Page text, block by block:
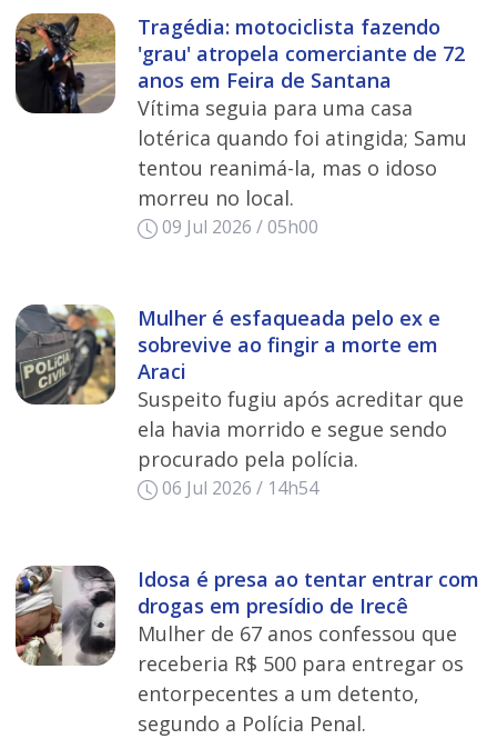
Tragédia: motociclista fazendo
'grau' atropela comerciante de 72
anos em Feira de Santana
Vítima seguia para uma casa
lotérica quando foi atingida; Samu
tentou reanimá-la, mas o idoso
morreu no local.
09 Jul 2026 / 05h00
Mulher é esfaqueada pelo ex e
sobrevive ao fingir a morte em
Araci
Suspeito fugiu após acreditar que
ela havia morrido e segue sendo
procurado pela polícia.
06 Jul 2026 / 14h54
Idosa é presa ao tentar entrar com
drogas em presídio de Irecê
Mulher de 67 anos confessou que
receberia R$ 500 para entregar os
entorpecentes a um detento,
segundo a Polícia Penal.